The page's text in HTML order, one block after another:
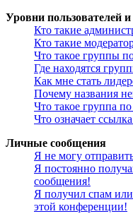
Уровни пользователей
Кто такие
Кто такие
Что такое группы
Где находятся
Как мне стать
Почему названия
Что такое группа
Что означает
Личные сообщения
Я не могу
Я постоянно
сообщения!
Я получил спам или
этой конференции!